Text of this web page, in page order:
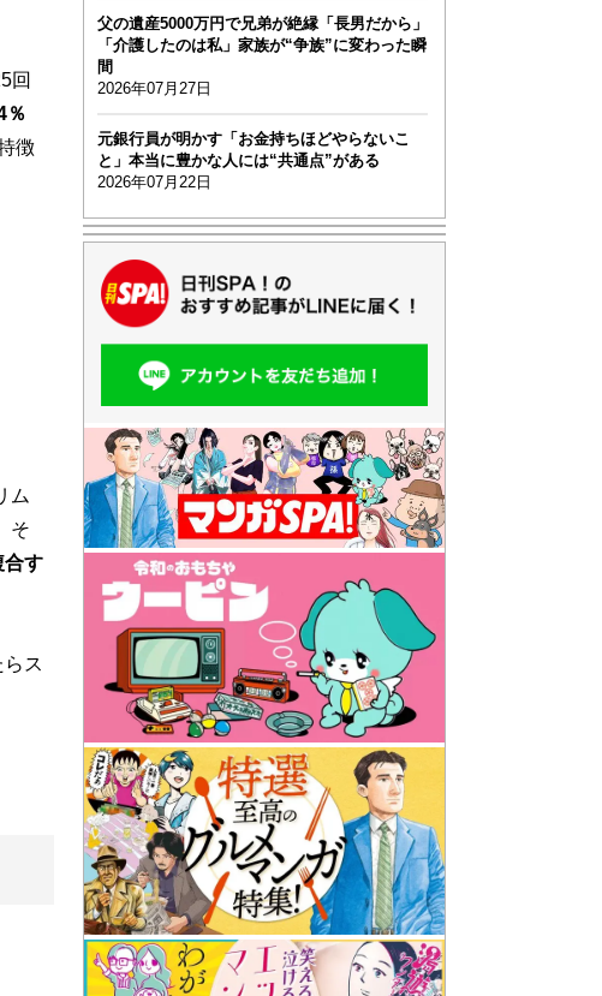
回
％
徴
ム
、そ
合す
ス
父の遺産5000万円で兄弟が絶縁「長男だから」
「介護したのは私」家族が“争族”に変わった瞬
間
2026年07月27日
元銀行員が明かす「お金持ちほどやらないこ
と」本当に豊かな人には“共通点”がある
2026年07月22日